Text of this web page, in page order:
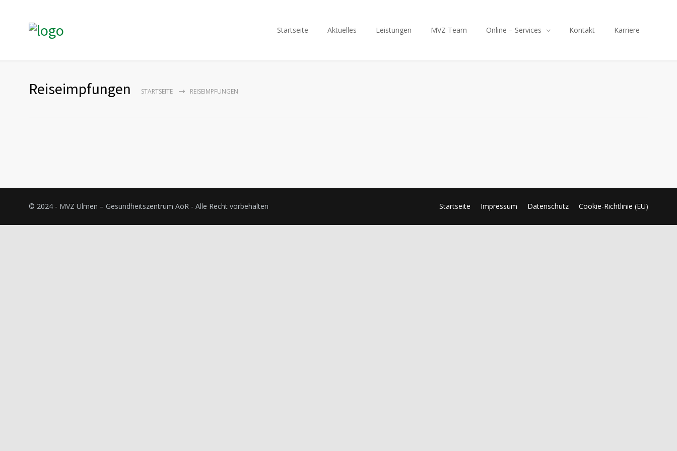
Startseite Aktuelles Leistungen MVZ Team Online – Services Kontakt Karriere
Reiseimpfungen STARTSEITE REISEIMPFUNGEN
© 2024 - MVZ Ulmen – Gesundheitszentrum AöR - Alle Recht vorbehalten Startseite Impressum Datenschutz Cookie-Richtlinie (EU)